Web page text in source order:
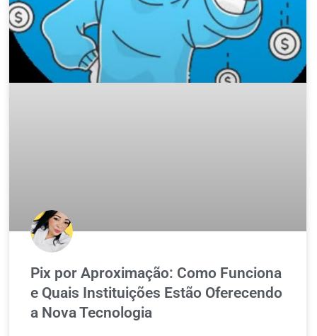
Pix por Aproximação: Como Funciona
e Quais Instituições Estão Oferecendo
a Nova Tecnologia